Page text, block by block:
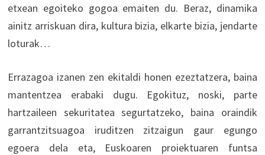
etxean egoiteko gogoa emaiten du. Beraz, dinamika
ainitz arriskuan dira, kultura bizia, elkarte bizia, jendarte
loturak…
Errazagoa izanen zen ekitaldi honen ezeztatzera, baina
mantentzea erabaki dugu. Egokituz, noski, parte
hartzaileen sekuritatea segurtatzeko, baina oraindik
garrantzitsuagoa iruditzen zitzaigun gaur egungo
egoera dela eta, Euskoaren proiektuaren funtsa